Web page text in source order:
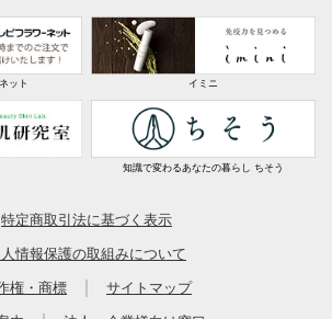
ット イミニ
知識で変わるあなたの暮らし ちそう
特定商取引法に基づく表示
情報保護の取組みについて
権・商標 サイトマップ